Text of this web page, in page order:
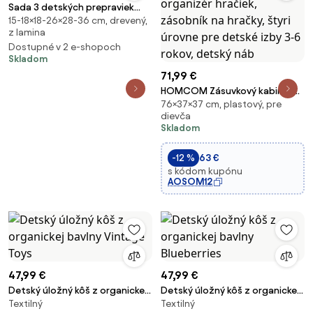
Sada 3 detských prepraviek
STAR
15-18×18-26×28-36 cm, drevený,
z lamina
Dostupné v 2 e-shopoch
Skladom
71,99 €
HOMCOM Zásuvkový kabinet
pre deti so skladovacím
priestorom, organizér hračiek,
zásobník na hračky, štyri
úrovne pre detské izby 3-6
rokov, detský náb
76×37×37 cm, plastový, pre
dievča
Skladom
-12 % 63 €
s kódom kupónu
AOSOM12
47,99 €
Detský úložný kôš z organickej
bavlny Vintage Toys
Textilný
47,99 €
Detský úložný kôš z organickej
bavlny Blueberries
Textilný